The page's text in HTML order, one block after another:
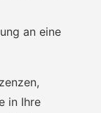
an eine
in Ihre